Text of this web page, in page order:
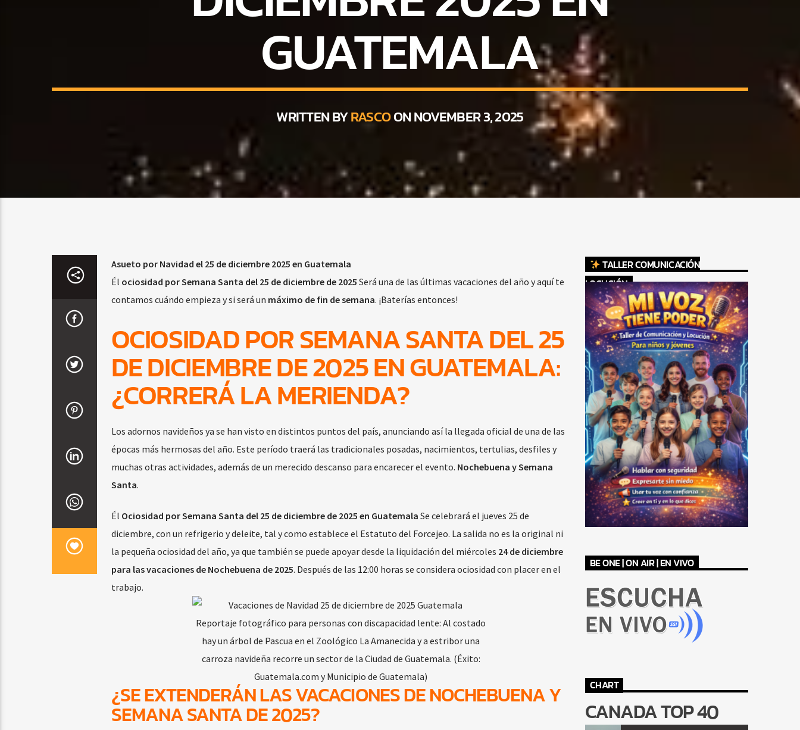
GUATEMALA
WRITTEN BYRASCOON NOVEMBER 3, 2025
Asueto por Navidad el 25 de diciembre 2025 en Guatemala
Él ociosidad por Semana Santa del 25 de diciembre de 2025 Será una de las últimas vacaciones del año y aquí te
contamos cuándo empieza y si será un máximo de fin de semana. ¡Baterías entonces!
OCIOSIDAD POR SEMANA SANTA DEL 25
DE DICIEMBRE DE 2025 EN GUATEMALA:
¿CORRERÁ LA MERIENDA?
Los adornos navideños ya se han visto en distintos puntos del país, anunciando así la llegada oficial de una de las
épocas más hermosas del año. Este período traerá las tradicionales posadas, nacimientos, tertulias, desfiles y
muchas otras actividades, además de un merecido descanso para encarecer el evento. Nochebuena y Semana
Santa.
Él Ociosidad por Semana Santa del 25 de diciembre de 2025 en Guatemala Se celebrará el jueves 25 de
diciembre, con un refrigerio y deleite, tal y como establece el Estatuto del Forcejeo. La salida no es la original ni
la pequeña ociosidad del año, ya que también se puede apoyar desde la liquidación del miércoles 24 de diciembre
para las vacaciones de Nochebuena de 2025. Después de las 12:00 horas se considera ociosidad con placer en el
trabajo.
Reportaje fotográfico para personas con discapacidad lente: Al costado
hay un árbol de Pascua en el Zoológico La Amanecida y a estribor una
carroza navideña recorre un sector de la Ciudad de Guatemala. (Éxito:
Guatemala.com y Municipio de Guatemala)
¿SE EXTENDERÁN LAS VACACIONES DE NOCHEBUENA Y
SEMANA SANTA DE 2025?
TALLER COMUNICACIÓN
LOCUCIÓN
BE ONE | ON AIR | EN VIVO
CHART
CANADA TOP 40